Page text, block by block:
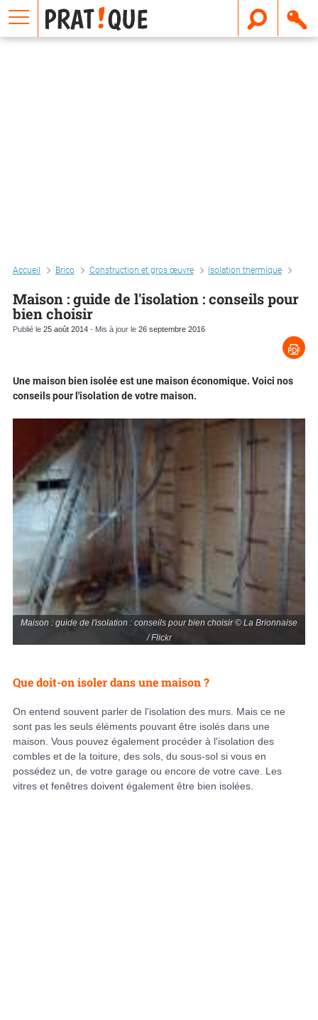
Accueil Brico Construction et gros œuvre Isolation thermique
Maison : guide de l'isolation : conseils pour
bien choisir
Publié le 25 août 2014 - Mis à jour le 26 septembre 2016
Maison : guide de l'isolation : conseils pour bien choisir © La Brionnaise
/ Flickr
Une maison bien isolée est une maison économique. Voici nos
conseils pour l'isolation de votre maison.
Que doit-on isoler dans une maison ?
On entend souvent parler de l'isolation des murs. Mais ce ne
sont pas les seuls éléments pouvant être isolés dans une
maison. Vous pouvez également procéder à l'isolation des
combles et de la toiture, des sols, du sous-sol si vous en
possédez un, de votre garage ou encore de votre cave. Les
vitres et fenêtres doivent également être bien isolées.
E
m
a